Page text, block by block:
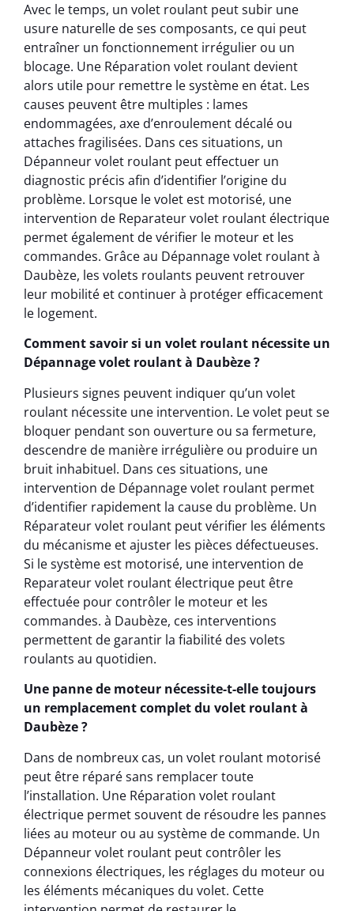
Avec le temps, un volet roulant peut subir une
usure naturelle de ses composants, ce qui peut
entraîner un fonctionnement irrégulier ou un
blocage. Une Réparation volet roulant devient
alors utile pour remettre le système en état. Les
causes peuvent être multiples : lames
endommagées, axe d’enroulement décalé ou
attaches fragilisées. Dans ces situations, un
Dépanneur volet roulant peut effectuer un
diagnostic précis afin d’identifier l’origine du
problème. Lorsque le volet est motorisé, une
intervention de Reparateur volet roulant électrique
permet également de vérifier le moteur et les
commandes. Grâce au Dépannage volet roulant à
Daubèze, les volets roulants peuvent retrouver
leur mobilité et continuer à protéger efficacement
le logement.
Comment savoir si un volet roulant nécessite un
Dépannage volet roulant à Daubèze ?
Plusieurs signes peuvent indiquer qu’un volet
roulant nécessite une intervention. Le volet peut se
bloquer pendant son ouverture ou sa fermeture,
descendre de manière irrégulière ou produire un
bruit inhabituel. Dans ces situations, une
intervention de Dépannage volet roulant permet
d’identifier rapidement la cause du problème. Un
Réparateur volet roulant peut vérifier les éléments
du mécanisme et ajuster les pièces défectueuses.
Si le système est motorisé, une intervention de
Reparateur volet roulant électrique peut être
effectuée pour contrôler le moteur et les
commandes. à Daubèze, ces interventions
permettent de garantir la fiabilité des volets
roulants au quotidien.
Une panne de moteur nécessite-t-elle toujours
un remplacement complet du volet roulant à
Daubèze ?
Dans de nombreux cas, un volet roulant motorisé
peut être réparé sans remplacer toute
l’installation. Une Réparation volet roulant
électrique permet souvent de résoudre les pannes
liées au moteur ou au système de commande. Un
Dépanneur volet roulant peut contrôler les
connexions électriques, les réglages du moteur ou
les éléments mécaniques du volet. Cette